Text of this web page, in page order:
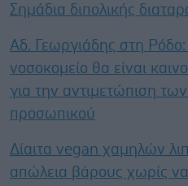
Σημάδια διπολικής
Αδ. Γεωργιάδης στη
νοσοκομείο θα είναι
για την αντιμετώπιση
προσωπικού
Δίαιτα vegan χαμηλών
απώλεια βάρους χωρίς